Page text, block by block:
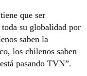
que ser
su globalidad por
saben la
los chilenos saben
pasando TVN”.